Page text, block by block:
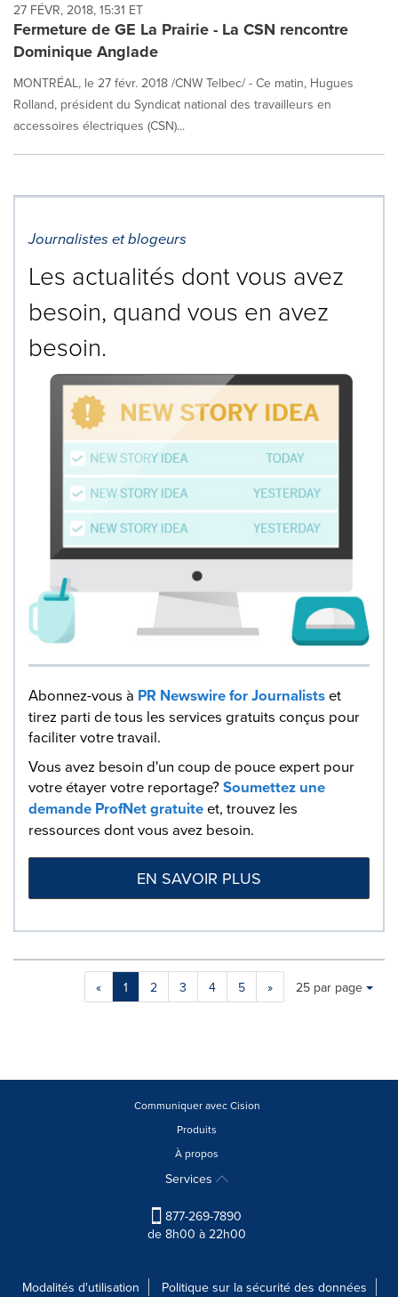
27 FÉVR, 2018, 15:31 ET
Fermeture de GE La Prairie - La CSN rencontre
Dominique Anglade
MONTRÉAL, le 27 févr. 2018 /CNW Telbec/ - Ce matin, Hugues
Rolland, président du Syndicat national des travailleurs en
accessoires électriques (CSN)...
Journalistes et blogeurs
Les actualités dont vous avez
besoin, quand vous en avez
besoin.
Abonnez-vous à PR Newswire for Journalistset
tirez parti de tous les services gratuits conçus pour
faciliter votre travail.
Vous avez besoin d'un coup de pouce expert pour
votre étayer votre reportage?Soumettez une
demande ProfNet gratuiteet, trouvez les
ressources dont vous avez besoin.
EN SAVOIR PLUS
« 1 2 3 4 5 »
Making
a
update
Items per page:
25 par page
Communiquer avec Cision
Produits
À propos
Services
877-269-7890
de 8h00 à 22h00
Modalités d'utilisation Politique sur la sécurité des données